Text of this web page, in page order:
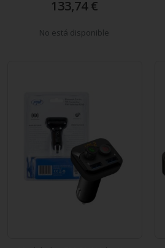
133,74 €
No está disponible